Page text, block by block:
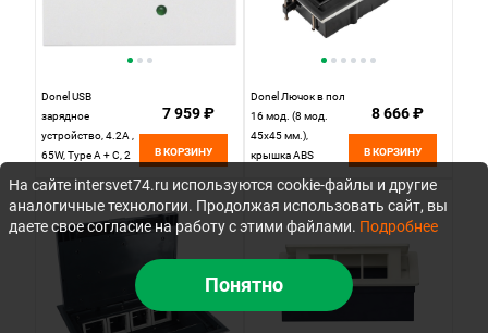
Donel USB
зарядное
устройство, 4.2A ,
65W, Type A + C, 2
(45х45мм),
DUSB4200WAF
7 959 ₽
В КОРЗИНУ
Donel Лючок в пол
16 мод. (8 мод.
45х45 мм.),
крышка ABS
стальная вставка,
DFB16
8 666 ₽
В КОРЗИНУ
На сайте intersvet74.ru используются cookie-файлы и другие
аналогичные технологии. Продолжая использовать сайт, вы
даете свое согласие на работу с этими файлами. Подробнее
Понятно